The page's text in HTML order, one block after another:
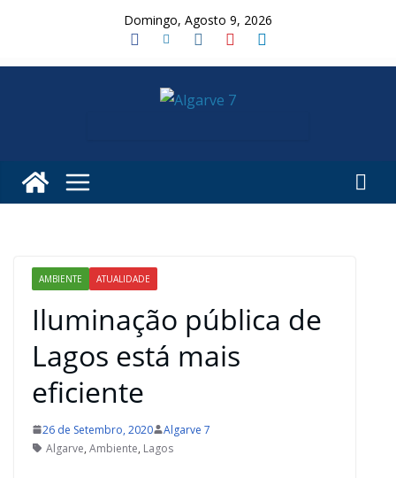
Domingo, Agosto 9, 2026
AMBIENTE ATUALIDADE
Iluminação pública de
Lagos está mais
eficiente
26 de Setembro, 2020
Algarve 7
Algarve, Ambiente, Lagos